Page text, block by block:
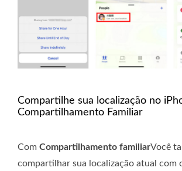
Compartilhe sua localização no
Compartilhamento Familiar
Com Compartilhamento familiarVocê
compartilhar sua localização atual com